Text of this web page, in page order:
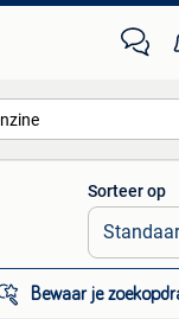
Alle afstanden…
Sorteer op
Bewaar je